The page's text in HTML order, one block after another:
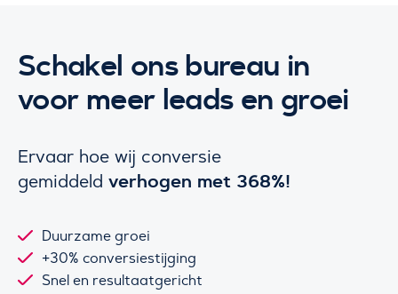
Schakel ons bureau in
voor meer leads en groei
Ervaar hoe wij conversie
gemiddeld verhogen met 368%!
Duurzame groei
+30% conversiestijging
Snel en resultaatgericht